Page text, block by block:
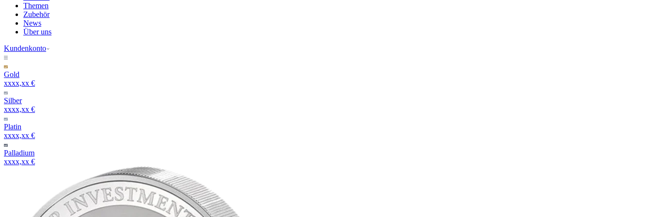
Themen
Zubehör
News
Über uns
Kundenkonto
Gold
xxxx,xx €
Silber
xxxx,xx €
Platin
xxxx,xx €
Palladium
xxxx,xx €